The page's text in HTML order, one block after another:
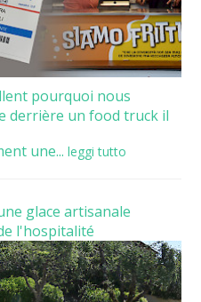
pourquoi nous
derrière un food truck il
une... leggi tutto
glace artisanale
l'hospitalité